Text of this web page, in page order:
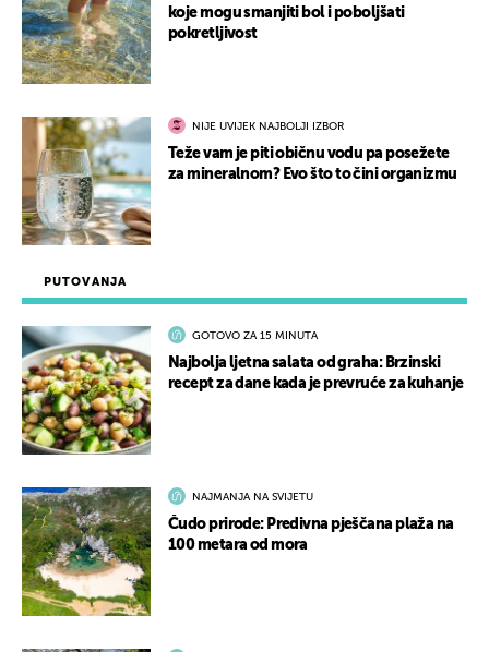
PUTOVANJA
GOTOVO ZA 15 MINUTA
Najbolja ljetna salata od graha: Brzinski
recept za dane kada je prevruće za kuhanje
NAJMANJA NA SVIJETU
Čudo prirode: Predivna pješčana plaža na
100 metara od mora
koje mogu smanjiti bol i poboljšati
pokretljivost
NIJE UVIJEK NAJBOLJI IZBOR
Teže vam je piti običnu vodu pa posežete
za mineralnom? Evo što to čini organizmu